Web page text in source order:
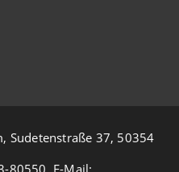
Sudetenstraße 37, 50354
80550, E-Mail: